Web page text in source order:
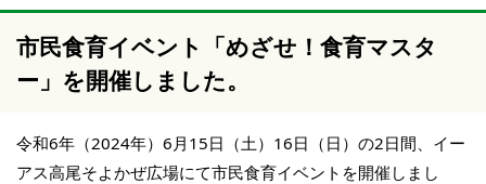
市民食育イベント「めざせ！食育マスタ
ー」を開催しました。
令和6年（2024年）6月15日（土）16日（日）の2日間、イー
アス高尾そよかぜ広場にて市民食育イベントを開催しまし